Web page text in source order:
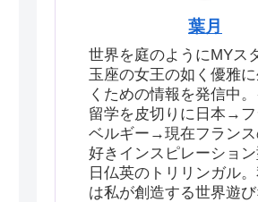
葉月
世界を庭のようにMYス
玉座の女王の如く優雅
くための情報を発信中
留学を皮切りに日本→
ベルギー→現在フランス
好きインスピレーション
日仏英のトリリンガル
は私が創造する世界遊